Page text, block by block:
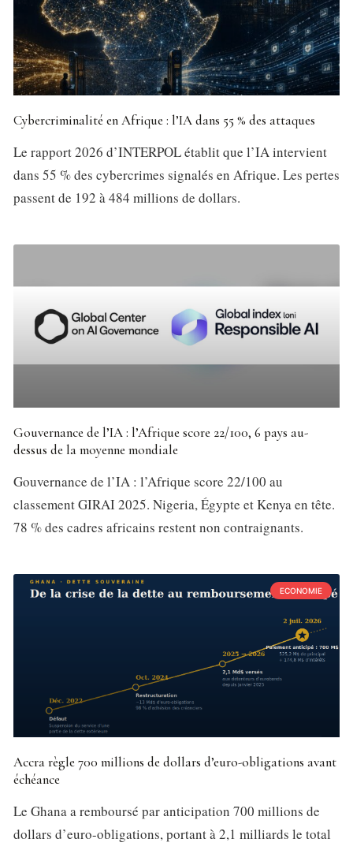
Cybercriminalité en Afrique : l’IA dans 55 % des attaques
Le rapport 2026 d’INTERPOL établit que l’IA intervient
dans 55 % des cybercrimes signalés en Afrique. Les pertes
passent de 192 à 484 millions de dollars.
Gouvernance de l’IA : l’Afrique score 22/100, 6 pays au-
dessus de la moyenne mondiale
Gouvernance de l’IA : l’Afrique score 22/100 au
classement GIRAI 2025. Nigeria, Égypte et Kenya en tête.
78 % des cadres africains restent non contraignants.
ECONOMIE
Accra règle 700 millions de dollars d’euro-obligations avant
échéance
Le Ghana a remboursé par anticipation 700 millions de
dollars d’euro-obligations, portant à 2,1 milliards le total